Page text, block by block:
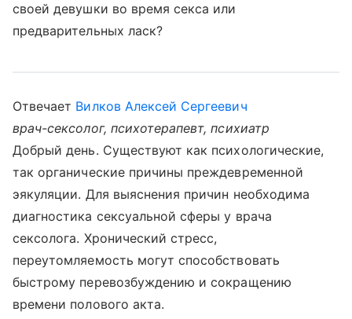
своей девушки во время секса или
предварительных ласк?
Отвечает Вилков Алексей Сергеевич
врач-сексолог, психотерапевт, психиатр
Добрый день. Существуют как психологические,
так органические причины преждевременной
эякуляции. Для выяснения причин необходима
диагностика сексуальной сферы у врача
сексолога. Хронический стресс,
переутомляемость могут способствовать
быстрому перевозбуждению и сокращению
времени полового акта.